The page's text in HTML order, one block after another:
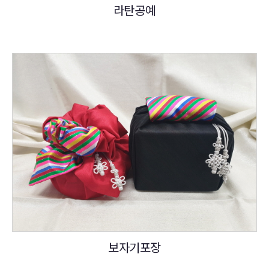
라탄공예
보자기포장